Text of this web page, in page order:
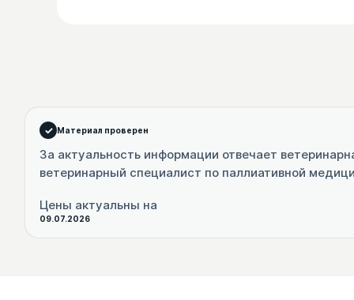
Материал проверен
За актуальность информации отвечает
ветеринарный специалист по паллиативной
Цены актуальны на
09.07.2026